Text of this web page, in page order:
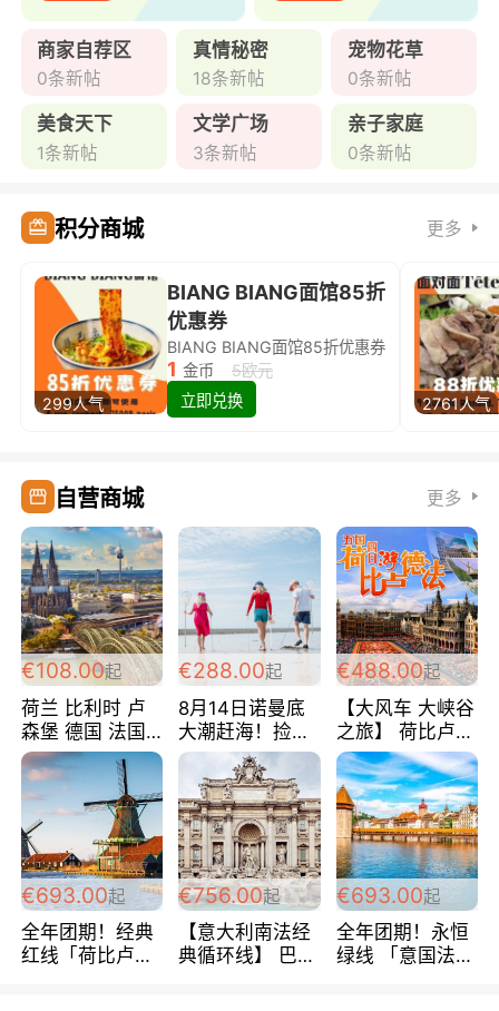
商家自荐区
0条新帖
真情秘密
18条新帖
宠物花草
0条新帖
美食天下
1条新帖
文学广场
3条新帖
亲子家庭
0条新帖
积分商城 更多
299人气
BIANG BIANG面馆85折
优惠券
BIANG BIANG面馆85折优惠券
1 金币
5欧元
立即兑换
2761人气
自营商城 更多
€108.00起
荷兰 比利时 卢
森堡 德国 法国
超爽玩遍西欧 循
环线 全程四星宾
馆 108欧/人/天
€288.00起
8月14日诺曼底
大潮赶海！捡海
鲜！轻轻松松海
边爽玩三日游
288欧/人
€488.00起
【大风车 大峡谷
之旅】 荷比卢德
法 巴黎上下 经
典五国四日游
488欧/人
€693.00起
全年团期！经典
红线「荷比卢德
€756.00起
【意大利南法经
典循环线】 巴黎
€693.00起
全年团期！永恒
绿线 「意国法